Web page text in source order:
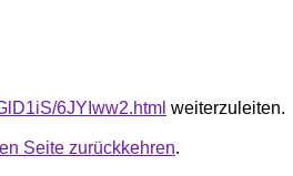
6JYIww2.html weiterzuleiten.
Seite zurückkehren.